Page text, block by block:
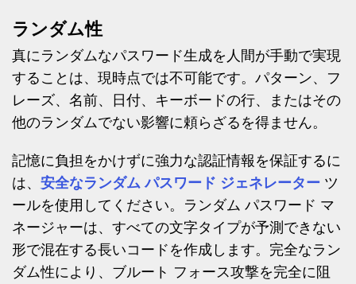
ランダム性
真にランダムなパスワード生成を人間が手動で実現
することは、現時点では不可能です。パターン、フ
レーズ、名前、日付、キーボードの行、またはその
他のランダムでない影響に頼らざるを得ません。
記憶に負担をかけずに強力な認証情報を保証するに
は、 安全なランダム パスワード ジェネレーター ツ
ールを使用してください。ランダム パスワード マ
ネージャーは、すべての文字タイプが予測できない
形で混在する長いコードを作成します。完全なラン
ダム性により、ブルート フォース攻撃を完全に阻